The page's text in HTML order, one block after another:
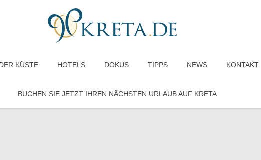
KÜSTE HOTELS DOKUS TIPPS NEWS KONTAKT
BUCHEN SIE JETZT IHREN NÄCHSTEN URLAUB AUF KRETA